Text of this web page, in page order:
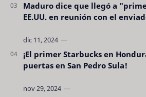
Maduro dice que llegó a
EE.UU. en reunión con el
¡El primer Starbucks en
puertas en San Pedro Sula!